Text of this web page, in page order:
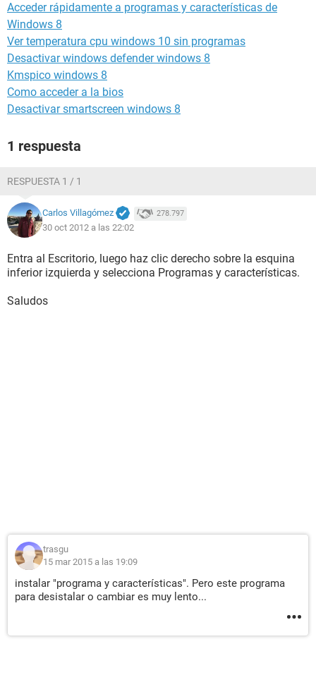
Acceder rápidamente a programas y características de
Windows 8
Ver temperatura cpu windows 10 sin programas
Desactivar windows defender windows 8
Kmspico windows 8
Como acceder a la bios
Desactivar smartscreen windows 8
1 respuesta
RESPUESTA 1 / 1
Carlos Villagómez 278.797
30 oct 2012 a las 22:02
Entra al Escritorio, luego haz clic derecho sobre la esquina
inferior izquierda y selecciona Programas y características.
Saludos
trasgu
15 mar 2015 a las 19:09
instalar "programa y características". Pero este programa
para desistalar o cambiar es muy lento...